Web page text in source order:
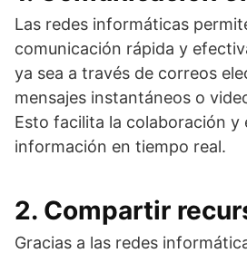
Las redes informáticas
comunicación rápida y
ya sea a través de correos
mensajes instantáneos o
Esto facilita la colaboración y
información en tiempo real.
2. Compartir
Gracias a las redes